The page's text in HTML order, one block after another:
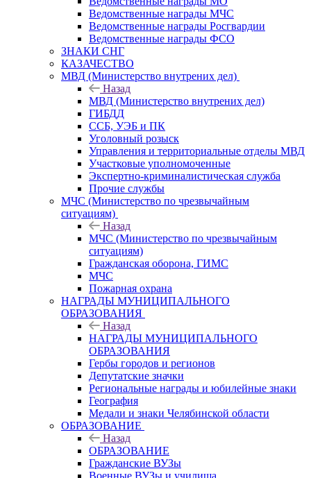
Ведомственные награды МЧС
Ведомственные награды Росгвардии
Ведомственные награды ФСО
ЗНАКИ СНГ
КАЗАЧЕСТВО
МВД (Министерство внутрених дел)
Назад
МВД (Министерство внутрених дел)
ГИБДД
ССБ, УЭБ и ПК
Уголовный розыск
Управления и территориальные отделы МВД
Участковые уполномоченные
Экспертно-криминалистическая служба
Прочие службы
МЧС (Министерство по чрезвычайным
ситуациям)
Назад
МЧС (Министерство по чрезвычайным
ситуациям)
Гражданская оборона, ГИМС
МЧС
Пожарная охрана
НАГРАДЫ МУНИЦИПАЛЬНОГО
ОБРАЗОВАНИЯ
Назад
НАГРАДЫ МУНИЦИПАЛЬНОГО
ОБРАЗОВАНИЯ
Гербы городов и регионов
Депутатские значки
Региональные награды и юбилейные знаки
География
Медали и знаки Челябинской области
ОБРАЗОВАНИЕ
Назад
ОБРАЗОВАНИЕ
Гражданские ВУЗы
Военные ВУЗы и училища